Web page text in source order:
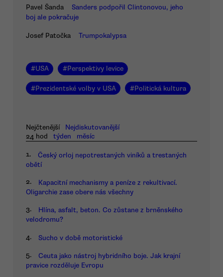
Pavel Šanda
Sanders podpořil Clintonovou, jeho
boj ale pokračuje
Josef Patočka Trumpokalypsa
#USA #Perspektivy levice
#Prezidentské volby v USA #Politická kultura
Nejčtenější
Nejdiskutovanější
24 hod
týden měsíc
1.
Český orloj nepotrestaných viníků a trestaných
obětí
2.
Kapacitní mechanismy a peníze z rekultivací.
Oligarchie zase obere nás všechny
3.
Hlína, asfalt, beton. Co zůstane z brněnského
velodromu?
4. Sucho v době motoristické
5.
Ceuta jako nástroj hybridního boje. Jak krajní
pravice rozděluje Evropu